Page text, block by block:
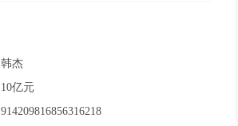
韩杰
10亿元
914209816856316218